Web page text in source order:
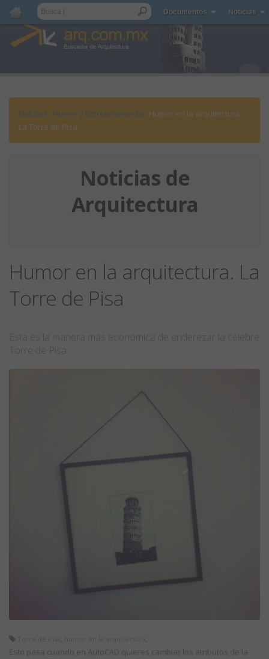
Documentos Noticias
Noticias : Humor y Entretenimiento : Humor en la arquitectura.
La Torre de Pisa
Noticias de
Arquitectura
Humor en la arquitectura. La
Torre de Pisa
Esta es la manera más económica de enderezar la célebre
Torre de Pisa.
Torre de Pisa, humor en la arquitectura,
Esto pasa cuando en AutoCAD quieres cambiar los atributos de la